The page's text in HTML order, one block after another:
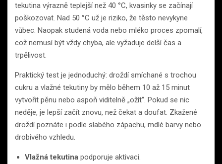
tekutina výrazně teplejší než 40 °C, kvasinky se začínají
poškozovat. Nad 50 °C už je riziko, že těsto nevykyne
vůbec. Naopak studená voda nebo mléko proces zpomalí,
což nemusí být vždy chyba, ale vyžaduje delší čas a
trpělivost.
Praktický test je jednoduchý: droždí smíchané s trochou
cukru a vlažné tekutiny by mělo během 10 až 15 minut
vytvořit pěnu nebo aspoň viditelně „ožít“. Pokud se nic
neděje, je lepší začít znovu, než čekat a doufat. Zkažené
droždí poznáte i podle slabého zápachu, mdlé barvy nebo
drobivého vzhledu.
Vlažná tekutina podporuje aktivaci.